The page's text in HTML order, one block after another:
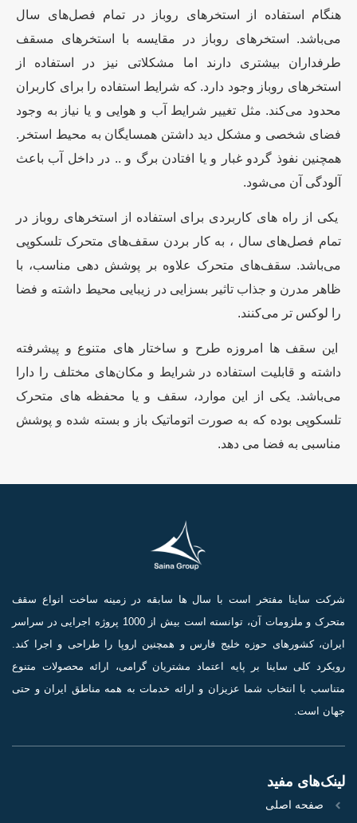
هنگام استفاده از استخرهای روباز در تمام فصل‌های سال
می‌باشد. استخرهای روباز در مقایسه با استخرهای مسقف
طرفداران بیشتری دارند اما مشکلاتی نیز در استفاده از
استخرهای روباز وجود دارد. که شرایط استفاده را برای کاربران
محدود می‌کند. مثل تغییر شرایط آب و هوایی و یا نیاز به وجود
فضای شخصی و مشکل دید داشتن همسایگان به محیط استخر.
همچنین نفوذ گردو غبار و یا افتادن برگ و .. در داخل آب باعث
آلودگی آن می‌شود.
یکی از راه های کاربردی برای استفاده از استخرهای روباز در
تمام فصل‌های سال ، به کار بردن سقف‌های متحرک تلسکوپی
می‌باشد. سقف‌های متحرک علاوه بر پوشش دهی مناسب، با
ظاهر مدرن و جذاب تاثیر بسزایی در زیبایی محیط داشته و فضا
را لوکس تر می‌کنند.
این سقف ها امروزه طرح و ساختار های متنوع و پیشرفته
داشته و قابلیت استفاده در شرایط و مکان‌های مختلف را دارا
می‌باشد. یکی از این موارد، سقف و یا محفظه های متحرک
تلسکوپی بوده که به صورت اتوماتیک باز و بسته شده و پوشش
مناسبی به فضا می دهد.
شرکت ساینا مفتخر است با سال ها سابقه در زمینه ساخت انواع سقف
متحرک و ملزومات آن، توانسته است بیش از 1000 پروژه اجرایی در سراسر
ایران، کشورهای حوزه خلیج فارس و همچنین اروپا را طراحی و اجرا کند.
رویکرد کلی ساینا بر پایه اعتماد مشتریان گرامی، ارائه محصولات متنوع
متناسب با انتخاب شما عزیزان و ارائه خدمات به همه مناطق ایران و حتی
جهان است.
لینک‌های مفید
صفحه اصلی